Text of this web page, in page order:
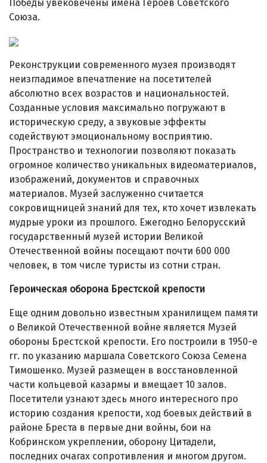
Победы увековечены имена Героев Советского
Союза.
Реконструкции современного музея производят
неизгладимое впечатление на посетителей
абсолютно всех возрастов и национальностей.
Созданные условия максимально погружают в
историческую среду, а звуковые эффекты
содействуют эмоциональному восприятию.
Пространство и технологии позволяют показать
огромное количество уникальных видеоматериалов,
изображений, документов и справочных
материалов. Музей заслуженно считается
сокровищницей знаний для тех, кто хочет извлекать
мудрые уроки из прошлого. Ежегодно Белорусский
государственный музей истории Великой
Отечественной войны посещают почти 600 000
человек, в том числе туристы из сотни стран.
Героическая оборона Брестской крепости
Еще одним довольно известным хранилищем памяти
о Великой Отечественной войне является Музей
обороны Брестской крепости. Его построили в 1950-е
гг. по указанию маршала Советского Союза Семена
Тимошенко. Музей размещен в восстановленной
части кольцевой казармы и вмещает 10 залов.
Посетители узнают здесь много интересного про
историю создания крепости, ход боевых действий в
районе Бреста в первые дни войны, бои на
Кобринском укреплении, оборону Цитадели,
последних очагах сопротивления и многом другом.